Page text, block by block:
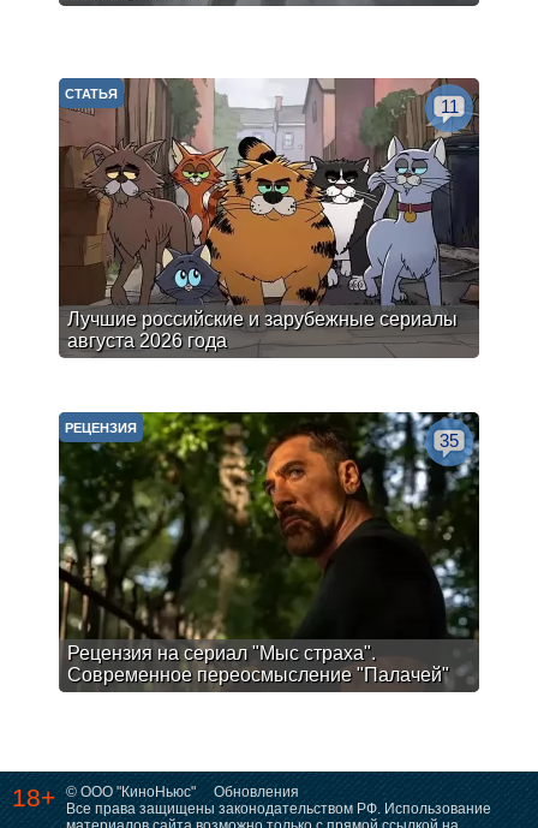
Лучшие российские и зарубежные сериалы
августа 2026 года
СТАТЬЯ
11
Рецензия на сериал "Мыс страха".
Современное переосмысление "Палачей"
РЕЦЕНЗИЯ
35
18+ © ООО "КиноНьюс"
Обновления
Все права защищены законодательством РФ. Использование